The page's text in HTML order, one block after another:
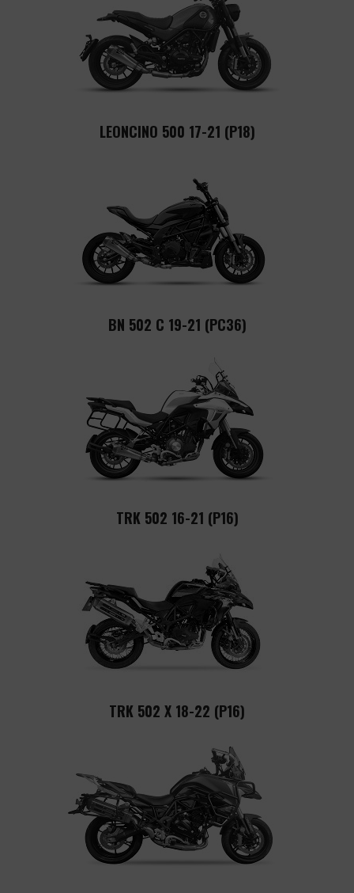
LEONCINO 500 17-21 (P18)
BN 502 C 19-21 (PC36)
TRK 502 16-21 (P16)
TRK 502 X 18-22 (P16)